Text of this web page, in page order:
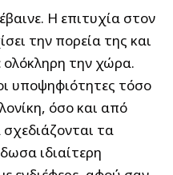
Η επιτυχία στον
την πορεία της και
την χώρα.
υποψηφιότητες τόσο
όσο και από
τα
ιδιαίτερη